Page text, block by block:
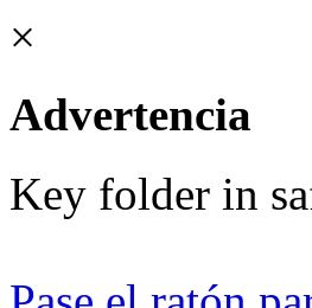
×
Advertencia
Key folder in